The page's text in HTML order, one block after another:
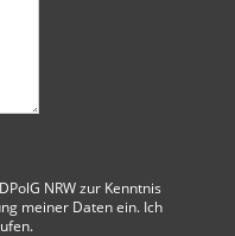
NRWzur Kenntnis
meiner Daten ein. Ich